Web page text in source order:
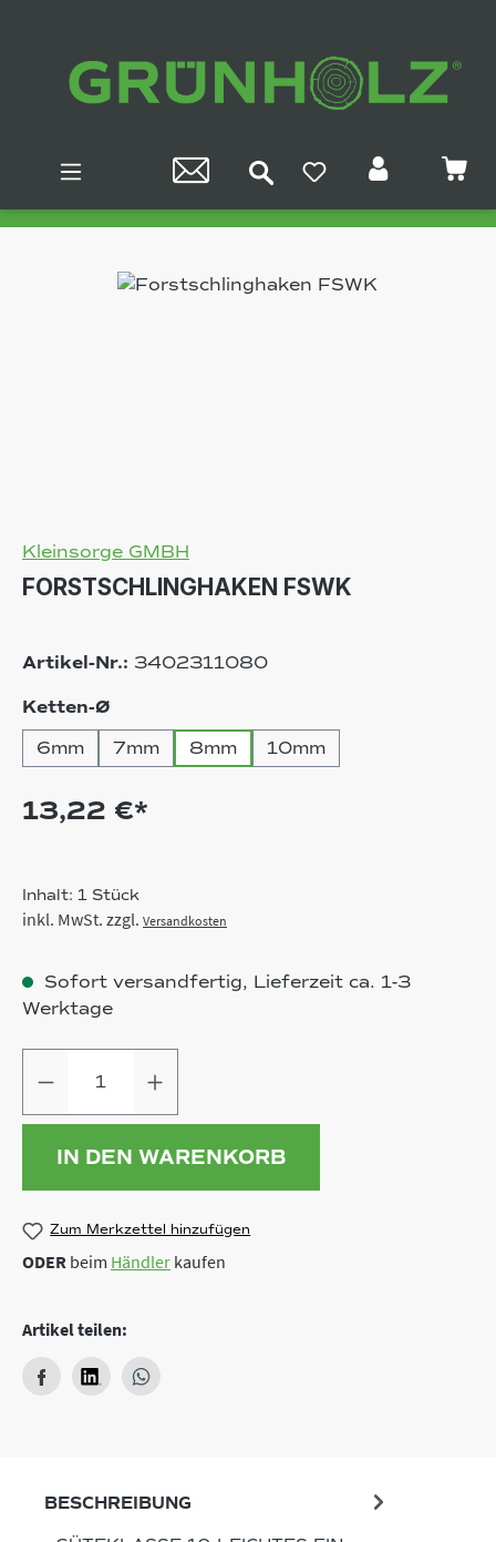
Bildergalerie überspringen
Kleinsorge GMBH
FORSTSCHLINGHAKEN FSWK
Artikel-Nr.: 3402311080
Ketten-Ø
6mm
7mm 8mm 10mm
13,22 €*
Inhalt: 1 Stück
inkl. MwSt. zzgl. Versandkosten
Sofort versandfertig, Lieferzeit ca. 1-3
Werktage
IN DEN WARENKORB
Zum Merkzettel hinzufügen
ODER beim Händler kaufen
Artikel teilen:
BESCHREIBUNG